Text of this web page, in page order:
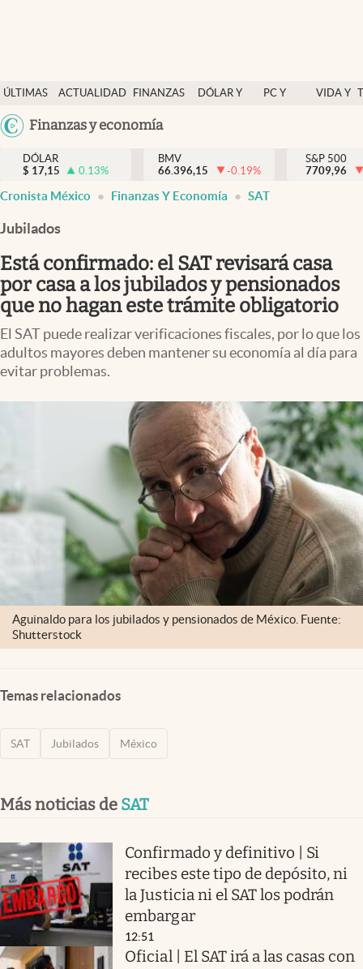
ÚLTIMAS
NOTICIAS
ACTUALIDAD
FINANZAS
DÓLAR Y
PC Y
VIDA Y
México
Finanzas y economía
Actualidad
Finanzas y economía
Dólar y mercados
Pc y celular
Vida y estilo
Tv
Clima
Espiritualidad
abre en nueva pestaña
DÓLAR
$ 17,15 0.13%
BMV
66.396,15
-0.19%
S&P 500
7709,96
Cronista México Finanzas Y Economía SAT
Jubilados
Está confirmado: el SAT revisará casa
por casa a los jubilados y pensionados
que no hagan este trámite obligatorio
El SAT puede realizar verificaciones fiscales, por lo que los
adultos mayores deben mantener su economía al día para
evitar problemas.
Aguinaldo para los jubilados y pensionados de México. Fuente:
Shutterstock
Temas relacionados
SAT Jubilados México
Más noticias de SAT
Confirmado y definitivo | Si
recibes este tipo de depósito, ni
la Justicia ni el SAT los podrán
embargar
12:51
Oficial | El SAT irá a las casas con